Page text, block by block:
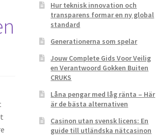
Hur teknisk innovation och
transparens formar en ny global
standard
Generationerna som spelar
Jouw Complete Gids Voor Veilig
en Verantwoord Gokken Buiten
CRUKS
Låna pengar med låg ränta – Här
är de bästa alternativen
Casinon utan svensk licens: En
guide till utländska nätcasinon